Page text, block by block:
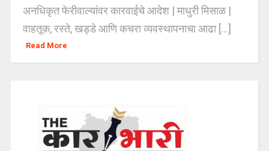
अनधिकृत फेरीवाल्यांवर कारवाईचे आदेश | माधुरी मिसाळ |
वाहतूक, रस्ते, खड्डे आणि कचरा व्यवस्थापनाचा आढा [...]
Read More